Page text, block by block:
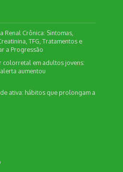
Renal Crônica: Sintomas,
TFG, Tratamentos e
a Progressão
colorretal em adultos jovens:
aumentou
ativa: hábitos que prolongam a